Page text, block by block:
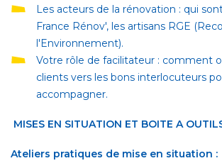
Les acteurs de la rénovation : qui
France Rénov', les artisans RGE
l'Environnement).
Votre rôle de facilitateur : comment
clients vers les bons interlocuteurs
accompagner.
MISES EN SITUATION ET BOITE A
Ateliers pratiques de mise en situation :